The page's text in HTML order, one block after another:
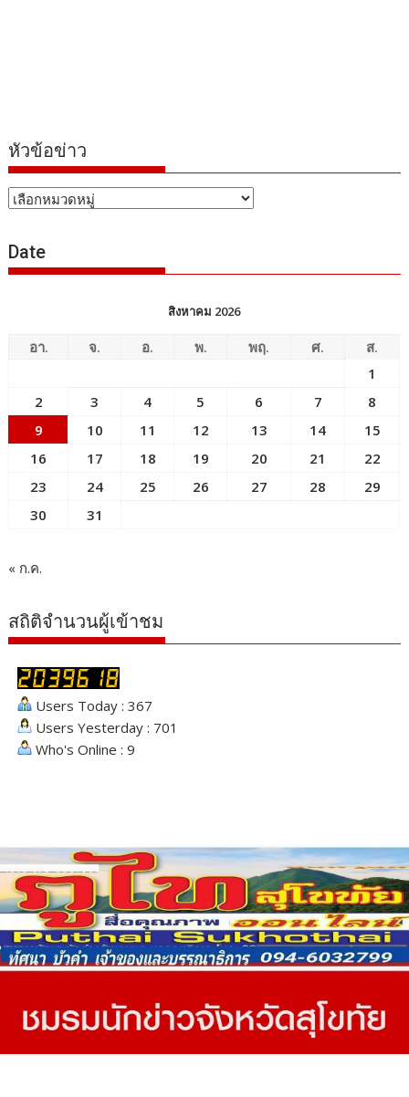
หัวข้อข่าว
หัวข้อ
Date
สิงหาคม 2026
อา. จ. อ. พ. พฤ. ศ.
ส.
1
2
3 4 5 6 7
8
9
10 11 12 13 14
15
16
17 18 19 20 21
22
23
24 25 26 27 28
29
30
31
« ก.ค.
สถิติจำนวนผู้เข้าชม
Users Today : 367
Users Yesterday : 701
Who's Online : 9